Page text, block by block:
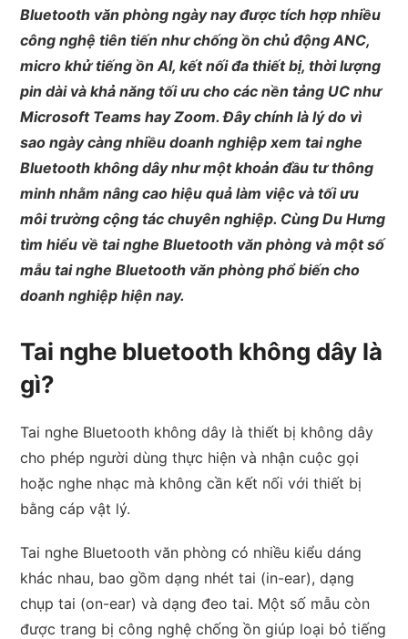
Bluetooth văn phòng ngày nay được tích hợp nhiều
công nghệ tiên tiến như chống ồn chủ động ANC,
micro khử tiếng ồn AI, kết nối đa thiết bị, thời lượng
pin dài và khả năng tối ưu cho các nền tảng UC như
Microsoft Teams hay Zoom. Đây chính là lý do vì
sao ngày càng nhiều doanh nghiệp xem tai nghe
Bluetooth không dây như một khoản đầu tư thông
minh nhằm nâng cao hiệu quả làm việc và tối ưu
môi trường cộng tác chuyên nghiệp. Cùng Du Hưng
tìm hiểu về tai nghe Bluetooth văn phòng và một số
mẫu tai nghe Bluetooth văn phòng phổ biến cho
doanh nghiệp hiện nay.
Tai nghe bluetooth không dây là
gì?
Tai nghe Bluetooth không dây là thiết bị không dây
cho phép người dùng thực hiện và nhận cuộc gọi
hoặc nghe nhạc mà không cần kết nối với thiết bị
bằng cáp vật lý.
Tai nghe Bluetooth văn phòng có nhiều kiểu dáng
khác nhau, bao gồm dạng nhét tai (in-ear), dạng
chụp tai (on-ear) và dạng đeo tai. Một số mẫu còn
được trang bị công nghệ chống ồn giúp loại bỏ tiếng